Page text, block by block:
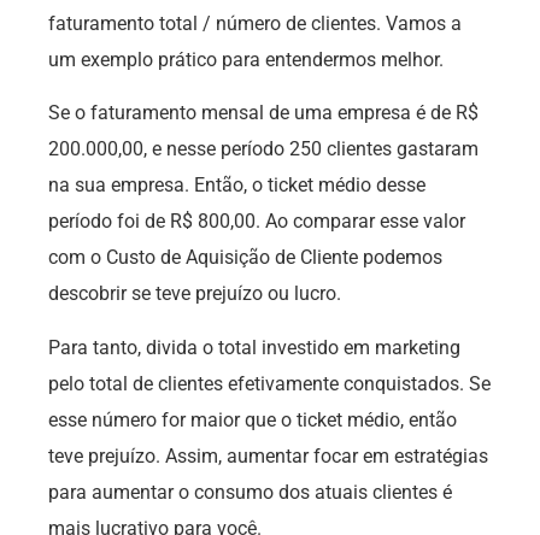
faturamento total / número de clientes. Vamos a
um exemplo prático para entendermos melhor.
Se o faturamento mensal de uma empresa é de R$
200.000,00, e nesse período 250 clientes gastaram
na sua empresa. Então, o ticket médio desse
período foi de R$ 800,00. Ao comparar esse valor
com o Custo de Aquisição de Cliente podemos
descobrir se teve prejuízo ou lucro.
Para tanto, divida o total investido em marketing
pelo total de clientes efetivamente conquistados. Se
esse número for maior que o ticket médio, então
teve prejuízo. Assim, aumentar focar em estratégias
para aumentar o consumo dos atuais clientes é
mais lucrativo para você.